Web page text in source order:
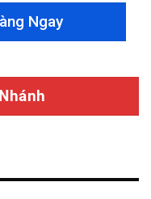
Santafe 2024 Nổi
Ngay